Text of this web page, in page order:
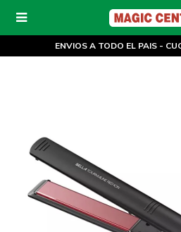

ENVIOS A TODO EL PAIS -